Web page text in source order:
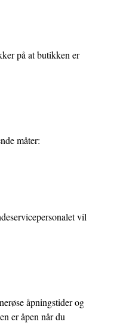
på at butikken er
måter:
vil
åpningstider og
er åpen når du